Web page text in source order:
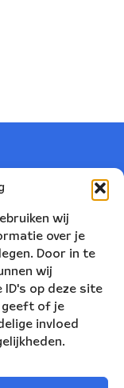
wij
over je
Door in te
wij
ID's op deze site
geeft of je
invloed